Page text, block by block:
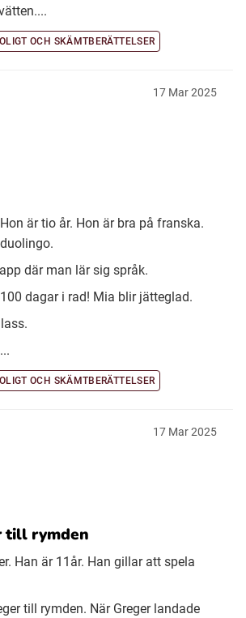
OCH SKÄMTBERÄTTELSER
17 Mar 2025
är tio år. Hon är bra på franska.
där man lär sig språk.
dagar i rad! Mia blir jätteglad.
OCH SKÄMTBERÄTTELSER
17 Mar 2025
till rymden
Han är 11år. Han gillar att spela
till rymden. När Greger landade